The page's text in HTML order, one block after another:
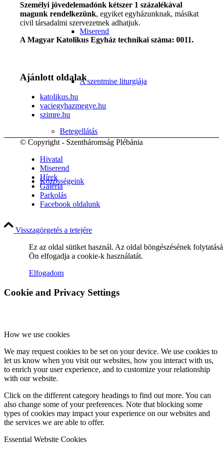
Miserend
A szentmise liturgiája
Betegellátás
Közösségeink
Hírek
Hirdetések
Személyi jövedelemadónk kétszer 1 százalékával
magunk rendelkezünk, egyiket egyházunknak, másikat
civil társadalmi szervezetnek adhatjuk.
A Magyar Katolikus Egyház technikai száma: 0011.
Ajánlott oldalak
katolikus.hu
vaciegyhazmegye.hu
szimre.hu
© Copyright - Szentháromság Plébánia
Hivatal
Miserend
Hírek
Galéria
Parkolás
Facebook oldalunk
Visszagörgetés a tetejére
Ez az oldal sütiket használ. Az oldal böngészésének
Ön elfogadja a cookie-k használatát.
Elfogadom
Cookie and Privacy Settings
How we use cookies
We may request cookies to be set on your device. We use cookies to
let us know when you visit our websites, how you interact with us,
to enrich your user experience, and to customize your relationship
with our website.
Click on the different category headings to find out more. You can
also change some of your preferences. Note that blocking some
types of cookies may impact your experience on our websites and
the services we are able to offer.
Essential Website Cookies